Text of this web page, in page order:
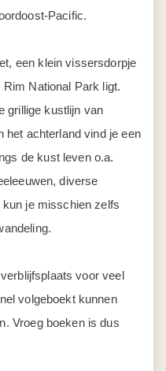
Pacific.
een klein vissersdorpje
National Park ligt.
grillige kustlijn van
het achterland vind je een
de kust leven o.a.
diverse
je misschien zelfs
voor veel
volgeboekt kunnen
Vroeg boeken is dus